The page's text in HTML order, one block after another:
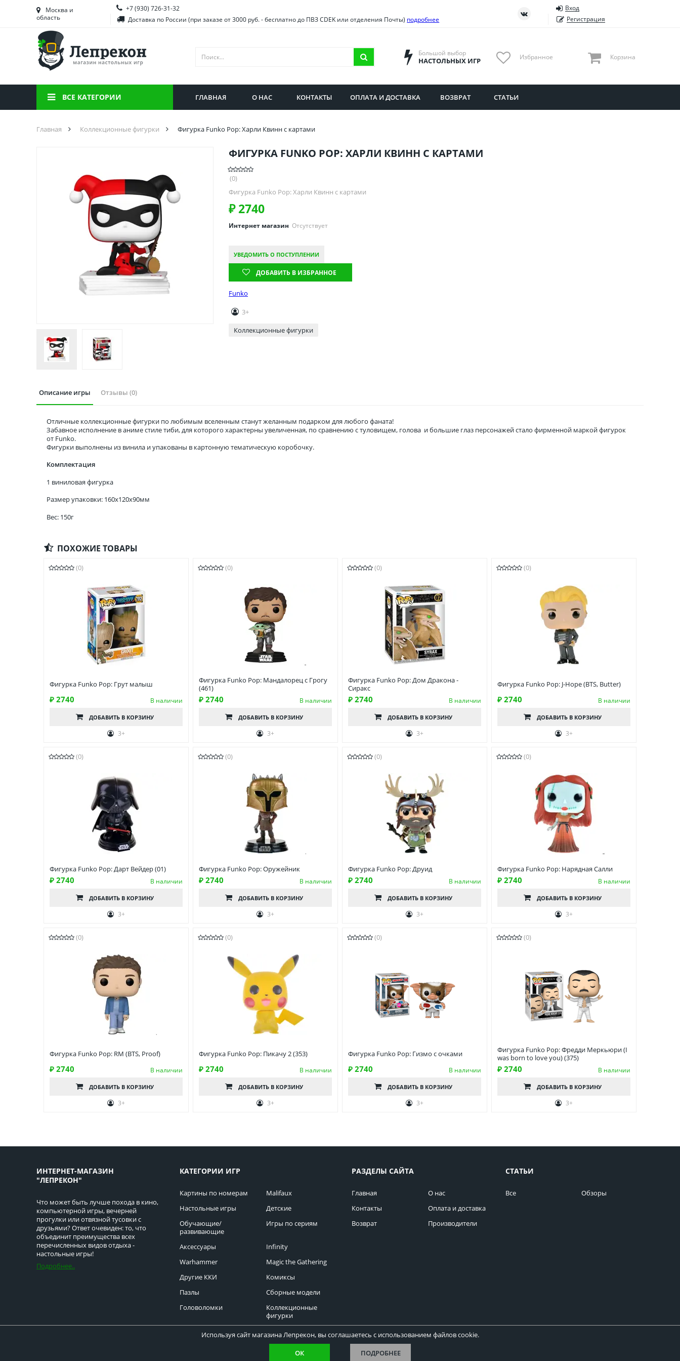
Башкортостан
Брянская область
Вологодская область
Воронежская область
Иркутская область
Саратовская область
Тюменская область
Ульяновская область
Москва и
область
+7 (930) 726-31-32
Доставка по России (при заказе от 3000 руб. - бесплатно до ПВЗ CDEK или отделения Почты) подробнее
Вход
Регистрация
Большой выбор
НАСТОЛЬНЫХ ИГР Избранное Корзина
ВСЕ КАТЕГОРИИ ГЛАВНАЯ О НАС КОНТАКТЫ ОПЛАТА И ДОСТАВКА ВОЗВРАТ СТАТЬИ
Главная Коллекционные фигурки Фигурка Funko Pop: Харли Квинн с картами
ФИГУРКА FUNKO POP: ХАРЛИ КВИНН С КАРТАМИ
(0)
Фигурка Funko Pop: Харли Квинн с картами
₽ 2740
Интернет магазин Отсутствует
УВЕДОМИТЬ О ПОСТУПЛЕНИИ
ДОБАВИТЬ В ИЗБРАННОЕ
Funko
3+
Коллекционные фигурки
Описание игры Отзывы (0)
Отличные коллекционные фигурки по любимым вселенным станут желанным подарком для любого фаната!
Забавное исполнение в аниме стиле тиби, для которого характерны увеличенная, по сравнению с туловищем, голова и большие глаз персонажей стало фирменной маркой фигурок
от Funko.
Фигурки выполнены из винила и упакованы в картонную тематическую коробочку.
Комплектация
1 виниловая фигурка
Размер упаковки: 160x120x90мм
Вес: 150г
ПОХОЖИЕ ТОВАРЫ
(0)
Фигурка Funko Pop: Грут малыш
₽ 2740 В наличии
ДОБАВИТЬ В КОРЗИНУ
3+
(0)
Фигурка Funko Pop: Мандалорец с Грогу
(461)
₽ 2740 В наличии
ДОБАВИТЬ В КОРЗИНУ
3+
(0)
Фигурка Funko Pop: Дом Дракона -
Сиракс
₽ 2740 В наличии
ДОБАВИТЬ В КОРЗИНУ
3+
(0)
Фигурка Funko Pop: J-Hope (BTS, Butter)
₽ 2740 В наличии
ДОБАВИТЬ В КОРЗИНУ
3+
(0)
Фигурка Funko Pop: Дарт Вейдер (01)
₽ 2740 В наличии
ДОБАВИТЬ В КОРЗИНУ
3+
(0)
Фигурка Funko Pop: Оружейник
₽ 2740 В наличии
ДОБАВИТЬ В КОРЗИНУ
3+
(0)
Фигурка Funko Pop: Друид
₽ 2740 В наличии
ДОБАВИТЬ В КОРЗИНУ
3+
(0)
Фигурка Funko Pop: Нарядная Салли
₽ 2740 В наличии
ДОБАВИТЬ В КОРЗИНУ
3+
(0)
Фигурка Funko Pop: RM (BTS, Proof)
₽ 2740 В наличии
ДОБАВИТЬ В КОРЗИНУ
3+
(0)
Фигурка Funko Pop: Пикачу 2 (353)
₽ 2740 В наличии
ДОБАВИТЬ В КОРЗИНУ
3+
(0)
Фигурка Funko Pop: Гизмо с очками
₽ 2740 В наличии
ДОБАВИТЬ В КОРЗИНУ
3+
(0)
Фигурка Funko Pop: Фредди Меркьюри (I
was born to love you) (375)
₽ 2740 В наличии
ДОБАВИТЬ В КОРЗИНУ
3+
ИНТЕРНЕТ-МАГАЗИН
"ЛЕПРЕКОН"
Что может быть лучше похода в кино,
компьютерной игры, вечерней
прогулки или отвязной тусовки с
друзьями? Ответ очевиден: то, что
объединит преимущества всех
перечисленных видов отдыха -
настольные игры!
Подробнее..
КАТЕГОРИИ ИГР
Картины по номерам
Malifaux
Настольные игры
Детские
Обучающие/
развивающие
Игры по сериям
Аксессуары
Infinity
Warhammer
Magic the Gathering
Другие ККИ
Комиксы
Пазлы
Сборные модели
Головоломки
Коллекционные
фигурки
РАЗДЕЛЫ САЙТА
Главная
О нас
Контакты
Оплата и доставка
Возврат
Производители
СТАТЬИ
Все Обзоры
Copyright © Лепрекон 2013-2026. Все права защищены
Используя сайт магазина Лепрекон, вы соглашаетесь с использованием файлов cookie.
ОК
ПОДРОБНЕЕ